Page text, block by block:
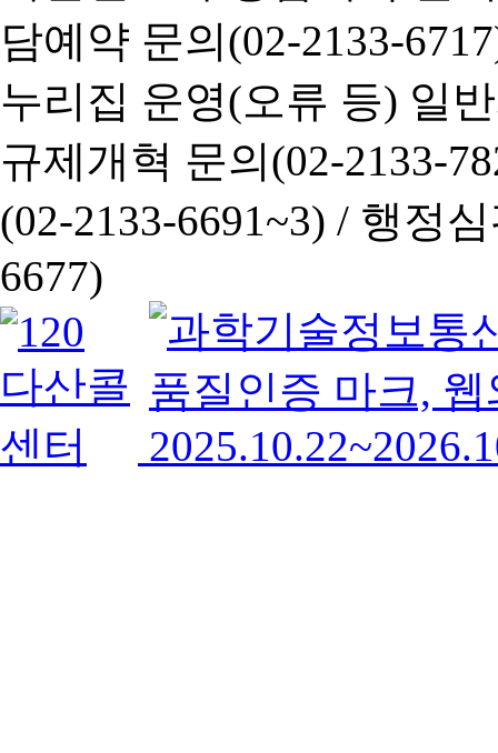
담예약 문의(02-2133-
누리집 운영(오류 등) 일
규제개혁 문의(02-2133-
(02-2133-6691~3) / 행정심
6677)